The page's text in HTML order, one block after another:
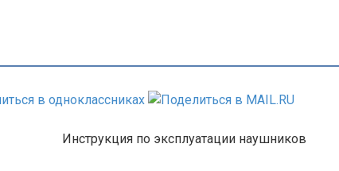
Инструкция по эксплуатации наушников